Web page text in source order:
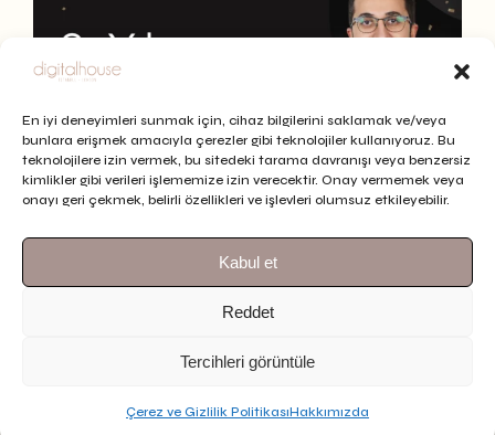
En iyi deneyimleri sunmak için, cihaz bilgilerini saklamak ve/veya
bunlara erişmek amacıyla çerezler gibi teknolojiler kullanıyoruz. Bu
teknolojilere izin vermek, bu sitedeki tarama davranışı veya benzersiz
kimlikler gibi verileri işlememize izin verecektir. Onay vermemek veya
onayı geri çekmek, belirli özellikleri ve işlevleri olumsuz etkileyebilir.
Kabul et
Reddet
Tercihleri görüntüle
Çerez ve Gizlilik PolitikasıHakkımızda